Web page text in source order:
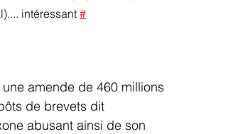
intéressant #
amende de 460 millions
de brevets dit
abusant ainsi de son